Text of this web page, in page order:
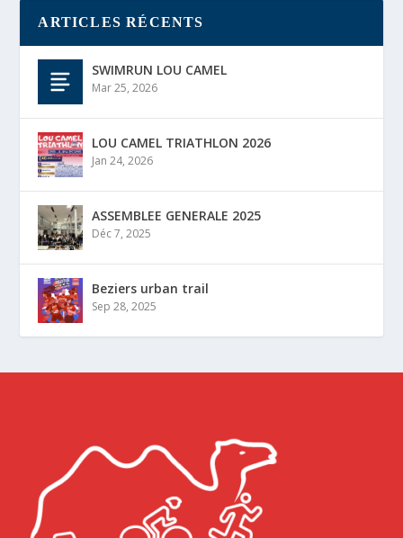
ARTICLES RÉCENTS
SWIMRUN LOU CAMEL
Mar 25, 2026
LOU CAMEL TRIATHLON 2026
Jan 24, 2026
ASSEMBLEE GENERALE 2025
Déc 7, 2025
Beziers urban trail
Sep 28, 2025